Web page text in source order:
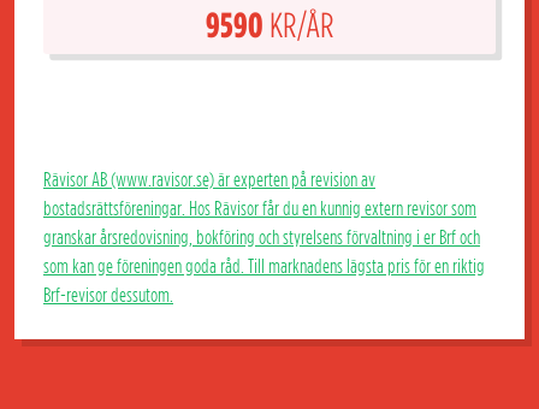
9590 KR/ÅR
Rävisor AB (www.ravisor.se) är experten på revision av
bostadsrättsföreningar. Hos Rävisor får du en kunnig extern revisor som
granskar årsredovisning, bokföring och styrelsens förvaltning i er Brf och
som kan ge föreningen goda råd. Till marknadens lägsta pris för en riktig
Brf-revisor dessutom.